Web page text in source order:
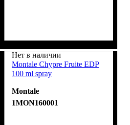
Нет в наличии
Montale Chypre Fruite EDP
100 ml spray
Montale
1MON160001